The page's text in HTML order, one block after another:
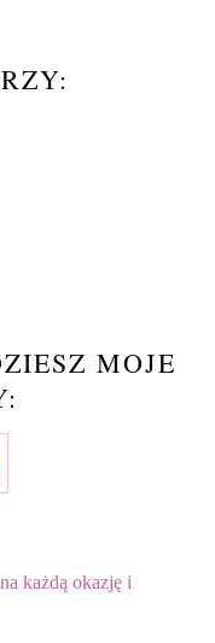
MOJE